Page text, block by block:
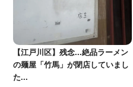
【江戸川区】残念...絶品ラーメン
の麺屋「竹馬」が閉店していまし
た...